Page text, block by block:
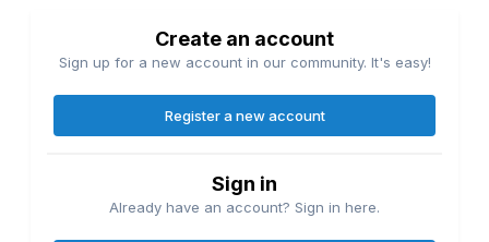
Create an account
Sign up for a new account in our community. It's easy!
Register a new account
Sign in
Already have an account? Sign in here.